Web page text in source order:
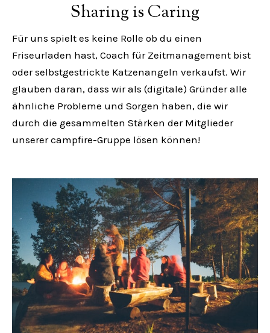
Sharing is Caring
Für uns spielt es keine Rolle ob du einen
Friseurladen hast, Coach für Zeitmanagement bist
oder selbstgestrickte Katzenangeln verkaufst. Wir
glauben daran, dass wir als (digitale) Gründer alle
ähnliche Probleme und Sorgen haben, die wir
durch die gesammelten Stärken der Mitglieder
unserer campfire-Gruppe lösen können!